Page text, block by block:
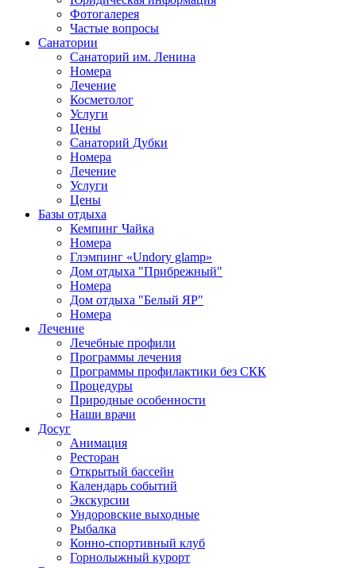
Фотогалерея
Частые вопросы
Санатории
Санаторий им. Ленина
Номера
Лечение
Косметолог
Услуги
Цены
Санаторий Дубки
Номера
Лечение
Услуги
Цены
Базы отдыха
Кемпинг Чайка
Номера
Глэмпинг «Undory glamp»
Дом отдыха "Прибрежный"
Номера
Дом отдыха "Белый ЯР"
Номера
Лечение
Лечебные профили
Программы лечения
Программы профилактики без СКК
Процедуры
Природные особенности
Наши врачи
Досуг
Анимация
Ресторан
Открытый бассейн
Календарь событий
Экскурсии
Ундоровские выходные
Рыбалка
Конно-спортивный клуб
Горнолыжный курорт